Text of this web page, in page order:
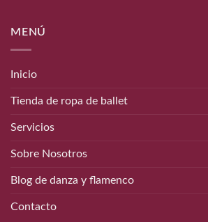
MENÚ
Inicio
Tienda de ropa de ballet
Servicios
Sobre Nosotros
Blog de danza y flamenco
Contacto